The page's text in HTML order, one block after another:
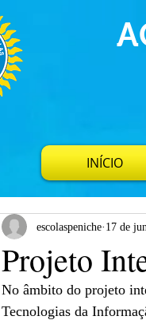
INÍCIO
Projeto
escolaspeniche 17 de
No âmbito do projeto
Tecnologias da